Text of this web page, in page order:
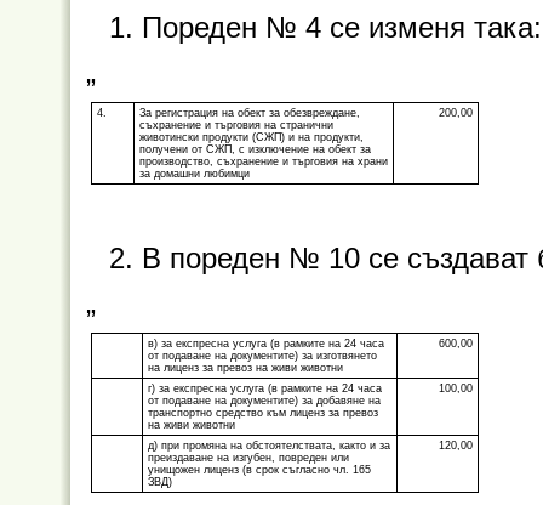
1. Пореден № 4 се изменя така:
„
4.
За регистрация на обект за обезвреждане,
съхранение и търговия на странични
животински продукти (СЖП) и на продукти,
получени от СЖП, с изключение на обект за
производство, съхранение и търговия на храни
за домашни любимци
200,00
2. В пореден № 10 се създават
„
в) за експресна услуга (в рамките на 24 часа
от подаване на документите) за изготвянето
на лиценз за превоз на живи животни
600,00
г) за експресна услуга (в рамките на 24 часа
от подаване на документите) за добавяне на
транспортно средство към лиценз за превоз
на живи животни
100,00
д) при промяна на обстоятелствата, както и за
преиздаване на изгубен, повреден или
унищожен лиценз (в срок съгласно чл. 165
ЗВД)
120,00